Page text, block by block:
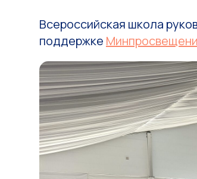
Всероссийская школа
поддержке